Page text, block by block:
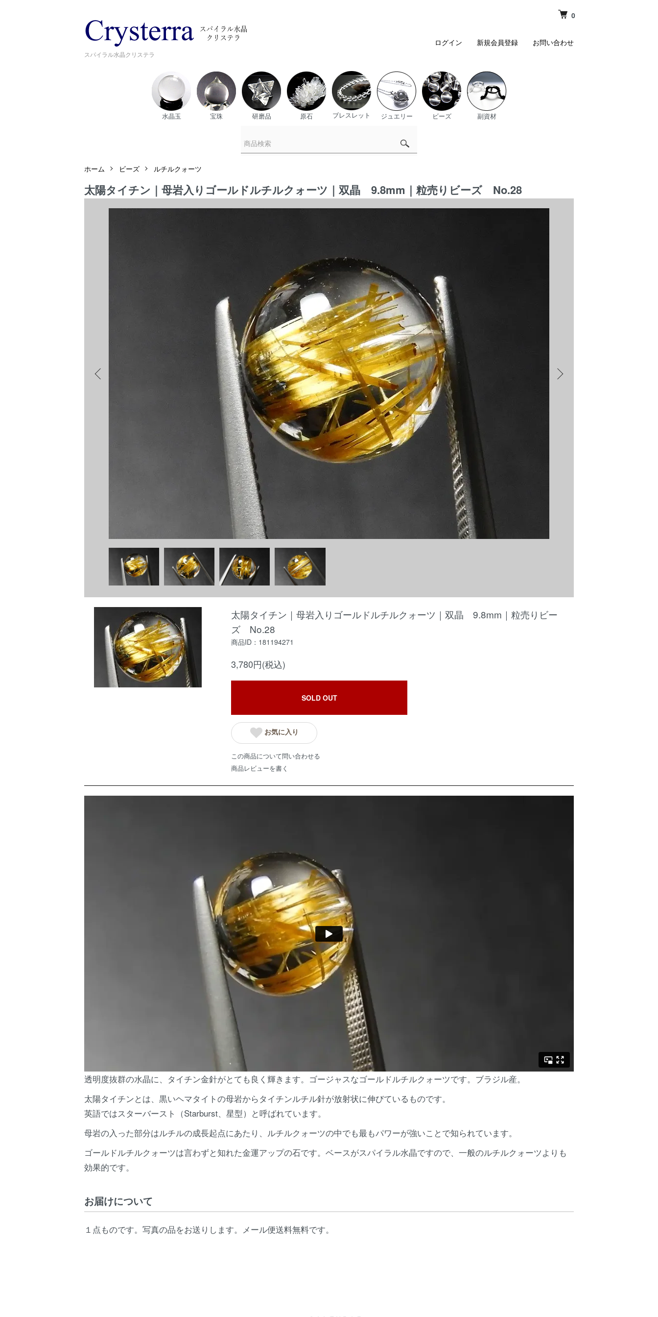
スパイラル水晶クリステラ
0
ログイン 新規会員登録 お問い合わせ
水晶玉 宝珠 研磨品 原石 ブレスレット ジュエリー ビーズ 副資材
ホーム ビーズ ルチルクォーツ
太陽タイチン｜母岩入りゴールドルチルクォーツ｜双晶 9.8mm｜粒売りビーズ No.28
太陽タイチン｜母岩入りゴールドルチルクォーツ｜双晶 9.8mm｜粒売りビー
ズ No.28
商品ID：181194271
3,780円(税込)
SOLD OUT
お気に入り
この商品について問い合わせる
商品レビューを書く
透明度抜群の水晶に、タイチン金針がとても良く輝きます。ゴージャスなゴールドルチルクォーツです。ブラジル産。
太陽タイチンとは、黒いヘマタイトの母岩からタイチンルチル針が放射状に伸びているものです。
英語ではスターバースト（Starburst、星型）と呼ばれています。
母岩の入った部分はルチルの成長起点にあたり、ルチルクォーツの中でも最もパワーが強いことで知られています。
ゴールドルチルクォーツは言わずと知れた金運アップの石です。ベースがスパイラル水晶ですので、一般のルチルクォーツよりも
効果的です。
お届けについて
１点ものです。写真の品をお送りします。メール便送料無料です。